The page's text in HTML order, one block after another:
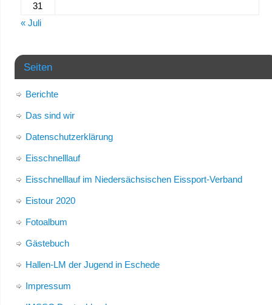
31
« Juli
Seiten
Berichte
Das sind wir
Datenschutzerklärung
Eisschnelllauf
Eisschnelllauf im Niedersächsischen Eissport-Verband
Eistour 2020
Fotoalbum
Gästebuch
Hallen-LM der Jugend in Eschede
Impressum